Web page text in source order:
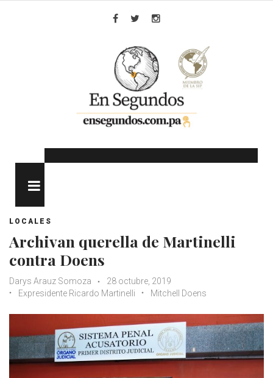
LOCALES
Archivan querella de Martinelli
contra Doens
Darys Arauz Somoza
28 octubre, 2019
Expresidente Ricardo Martinelli
Mitchell Doens